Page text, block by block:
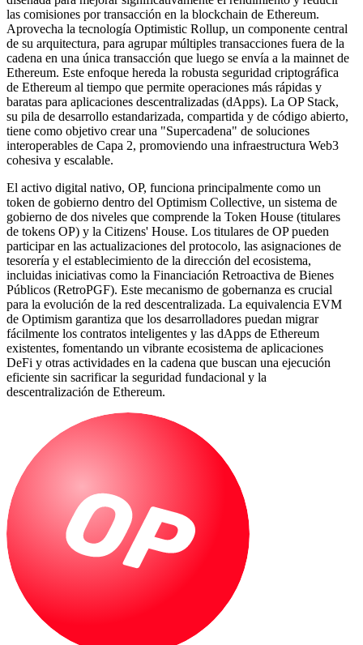
las comisiones por transacción en la blockchain de Ethereum.
Aprovecha la tecnología Optimistic Rollup, un componente central
de su arquitectura, para agrupar múltiples transacciones fuera de la
cadena en una única transacción que luego se envía a la mainnet de
Ethereum. Este enfoque hereda la robusta seguridad criptográfica
de Ethereum al tiempo que permite operaciones más rápidas y
baratas para aplicaciones descentralizadas (dApps). La OP Stack,
su pila de desarrollo estandarizada, compartida y de código abierto,
tiene como objetivo crear una "Supercadena" de soluciones
interoperables de Capa 2, promoviendo una infraestructura Web3
cohesiva y escalable.
El activo digital nativo, OP, funciona principalmente como un
token de gobierno dentro del Optimism Collective, un sistema de
gobierno de dos niveles que comprende la Token House (titulares
de tokens OP) y la Citizens' House. Los titulares de OP pueden
participar en las actualizaciones del protocolo, las asignaciones de
tesorería y el establecimiento de la dirección del ecosistema,
incluidas iniciativas como la Financiación Retroactiva de Bienes
Públicos (RetroPGF). Este mecanismo de gobernanza es crucial
para la evolución de la red descentralizada. La equivalencia EVM
de Optimism garantiza que los desarrolladores puedan migrar
fácilmente los contratos inteligentes y las dApps de Ethereum
existentes, fomentando un vibrante ecosistema de aplicaciones
DeFi y otras actividades en la cadena que buscan una ejecución
eficiente sin sacrificar la seguridad fundacional y la
descentralización de Ethereum.